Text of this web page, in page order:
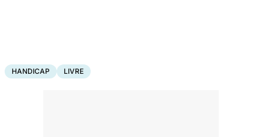
HANDICAP LIVRE